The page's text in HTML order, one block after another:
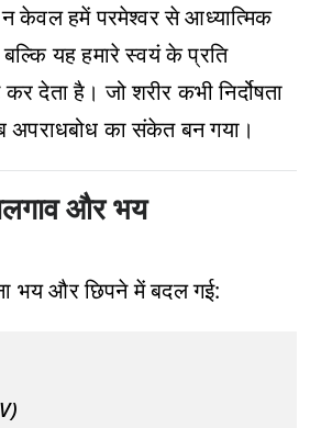
न केवल हमें परमेश्वर से आध्यात्मिक
यह हमारे स्वयं के प्रति
देता है। जो शरीर कभी निर्दोषता
अपराधबोध का संकेत बन गया।
और भय
भय और छिपने में बदल गई: